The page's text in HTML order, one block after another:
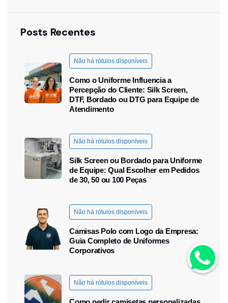
Posts Recentes
Não há rótulos disponíveis
Como o Uniforme Influencia a
Percepção do Cliente: Silk Screen,
DTF, Bordado ou DTG para Equipe de
Atendimento
Não há rótulos disponíveis
Silk Screen ou Bordado para Uniforme
de Equipe: Qual Escolher em Pedidos
de 30, 50 ou 100 Peças
Não há rótulos disponíveis
Camisas Polo com Logo da Empresa:
Guia Completo de Uniformes
Corporativos
Não há rótulos disponíveis